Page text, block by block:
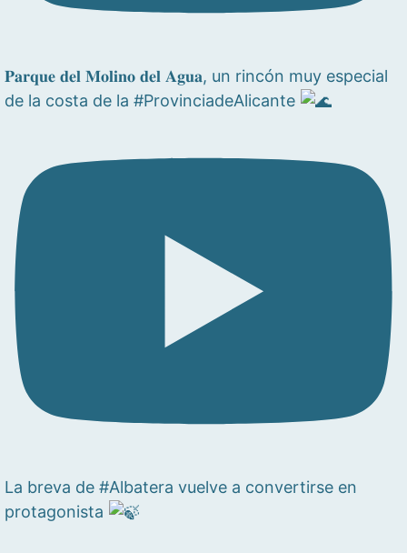
𝐏𝐚𝐫𝐪𝐮𝐞 𝐝𝐞𝐥 𝐌𝐨𝐥𝐢𝐧𝐨 𝐝𝐞𝐥 𝐀𝐠𝐮𝐚, un rincón muy especial
de la costa de la #ProvinciadeAlicante
La breva de #Albatera vuelve a convertirse en
protagonista